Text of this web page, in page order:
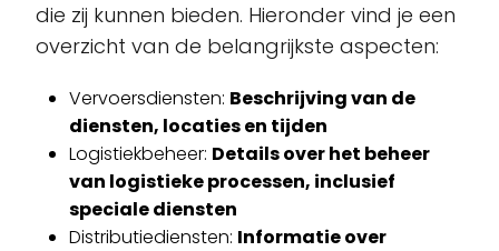
die zij kunnen bieden. Hieronder vind je een
overzicht van de belangrijkste aspecten:
Vervoersdiensten: Beschrijving van de
diensten, locaties en tijden
Logistiekbeheer: Details over het beheer
van logistieke processen, inclusief
speciale diensten
Distributiediensten: Informatie over